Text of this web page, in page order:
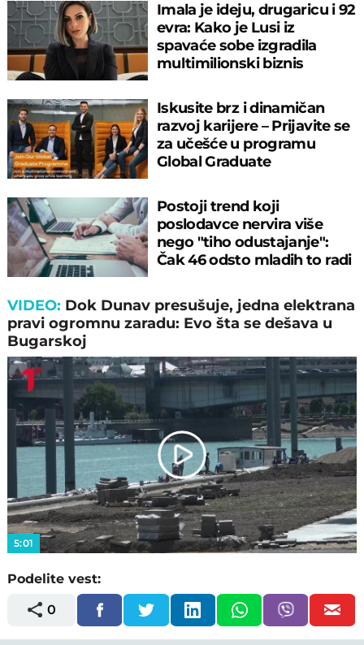
Imala je ideju, drugaricu i 92
evra: Kako je Lusi iz
spavaće sobe izgradila
multimilionski biznis
Iskusite brz i dinamičan
razvoj karijere – Prijavite se
za učešće u programu
Global Graduate
Postoji trend koji
poslodavce nervira više
nego "tiho odustajanje":
Čak 46 odsto mladih to radi
VIDEO: Dok Dunav presušuje, jedna elektrana
pravi ogromnu zaradu: Evo šta se dešava u
Bugarskoj
Play
Video
5:01
Podelite vest:
0